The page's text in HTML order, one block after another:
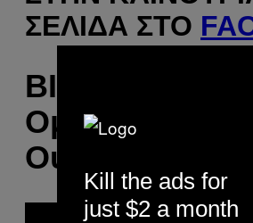
ΣΕΛΊΔΑ ΣΤΟ
ΒΙΝΤΕΟ: Η
Ομάδα
Ουκρανίας
Kill the ads for
just $2 a month